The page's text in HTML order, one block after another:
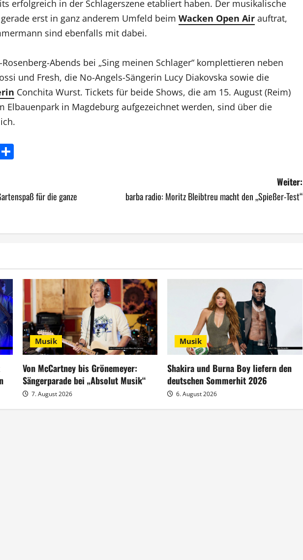
erfolgreich in der Schlagerszene etabliert haben. Der musikalische
erst in ganz anderem Umfeld beim Wacken Open Air auftrat,
sind ebenfalls mit dabei.
Abends bei „Sing meinen Schlager“ komplettieren neben
und Fresh, die No-Angels-Sängerin Lucy Diakovska sowie die
Conchita Wurst. Tickets für beide Shows, die am 15. August (Reim)
Elbauenpark in Magdeburg aufgezeichnet werden, sind über die
für die ganze
Weiter:
barba radio: Moritz Bleibtreu macht den „Spießer-Test“
Musik
Von McCartney bis Grönemeyer:
Sängerparade bei „Absolut Musik“
7. August 2026
Musik
Shakira und Burna Boy liefern den
deutschen Sommerhit 2026
6. August 2026